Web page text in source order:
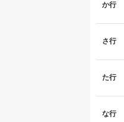
か行
さ行
た行
な行